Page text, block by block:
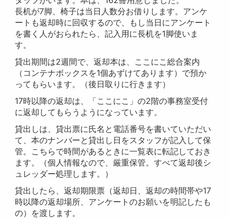
長机が7脚、椅子は当日人数分お借りします。アンケ
ートも返却時に回収するので、もし当日にアンケート
を書く人がおられたら、記入用に長机を1脚使いま
す。
貸出期間は2週間で、返却本は、ここにこ総合案内
（コンテナボックスを1個あずけてあります）で預か
ってもらいます。（後日取りに行きます）
17時以降の返却は、「ここにこ」の2階の事務室受付
に返却してもらうようになっています。
貸出しは、貸出票に氏名と電話番号を書いていただい
て、本のナンバーと貸出し日をスタッフが記入して保
管。こちらで時間があるときに一覧表に転記しておき
ます。（個人情報なので、厳重保管。すべて返却後シ
ュレッダー処理します。）
貸出したら、返却期限票（返却日、返却の時間帯や17
時以降の返却場所、アンケートのお願いを明記したも
の）を渡します。